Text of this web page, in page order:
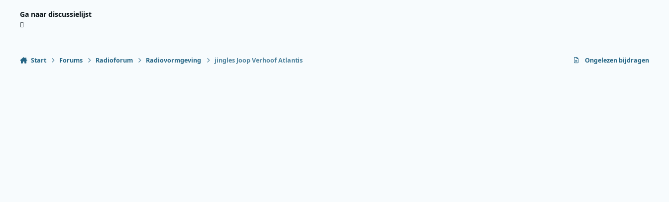
Ga naar discussielijst
Start Forums Radioforum Radiovormgeving jingles Joop Verhoof Atlantis Ongelezen bijdragen